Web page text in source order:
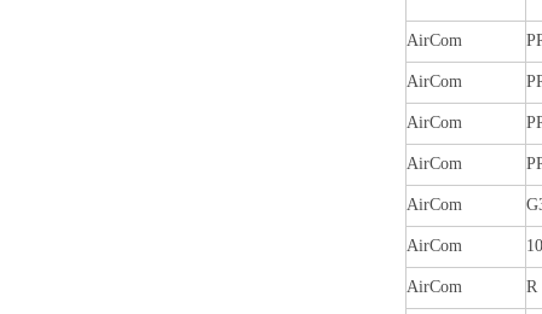
AirCom
AirCom
AirCom
AirCom
AirCom
AirCom
AirCom R